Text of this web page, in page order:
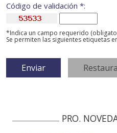
Código de validación *:
*Indica un campo requerido
Se permiten las siguientes etiquetas
PRO.